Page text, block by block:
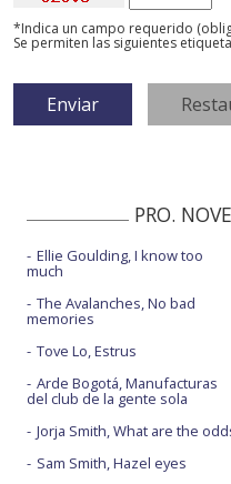
*Indica un campo requerido
Se permiten las siguientes
PRO.
Ellie Goulding, I know too
much
The Avalanches, No bad
memories
Tove Lo, Estrus
Arde Bogotá, Manufacturas
del club de la gente sola
Jorja Smith, What are the
Sam Smith, Hazel eyes